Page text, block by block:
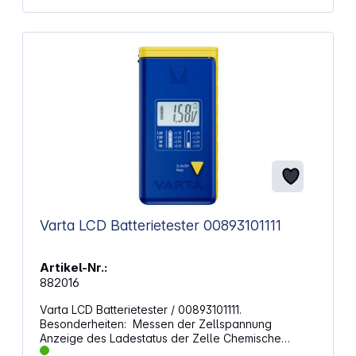
und ausrangierte Akkus immer in den im Handel
Schnelle und einfache Kontrolle des Ladezustands
Geeignet für Batterien und Akkus (Typ AAA, AA, C,
D) und Knopfzellen mit 1,2 V / 1,5 V / 3,0 V und 9 V
Batteriespannung in Volt und Ladestatus mit
Abmessungen (L x B x H): 150 x 25 x 27 mm Gewicht:
Varta LCD Batterietester 00893101111
Artikel-Nr.:
882016
Varta LCD Batterietester / 00893101111.
Besonderheiten: Messen der Zellspannung
Anzeige des Ladestatus der Zelle Chemische
Testsysteme: Alkalisch, NiMH, Lithium Zellgrößen: